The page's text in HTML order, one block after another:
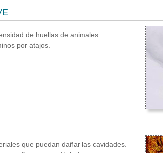
de huellas de animales.
por atajos.
que puedan dañar las cavidades.